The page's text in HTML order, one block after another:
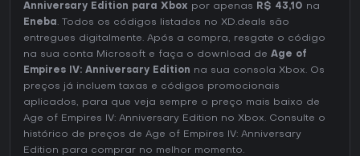
Anniversary Edition para Xbox por apenas R$ 43,10 na
Eneba. Todos os códigos listados no XD.deals são
entregues digitalmente. Após a compra, resgate o código
na sua conta Microsoft e faça o download de Age of
Empires IV: Anniversary Edition na sua consola Xbox. Os
preços já incluem taxas e códigos promocionais
aplicados, para que veja sempre o preço mais baixo de
Age of Empires IV: Anniversary Edition no Xbox. Consulte o
histórico de preços de Age of Empires IV: Anniversary
Edition para comprar no melhor momento.